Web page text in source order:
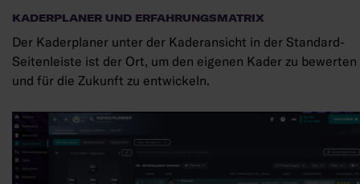
KADERPLANER UND ERFAHRUNGSMATRIX
Der Kaderplaner unter der Kaderansicht in der Standard-
Seitenleiste ist der Ort, um den eigenen Kader zu bewerten
und für die Zukunft zu entwickeln.